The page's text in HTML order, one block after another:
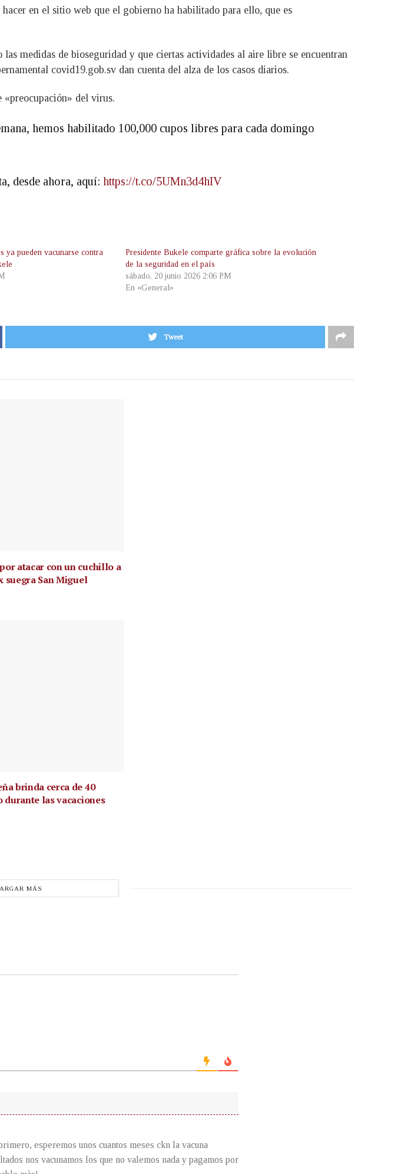
en el sitio web que el gobierno ha habilitado para ello, que es
medidas de bioseguridad y que ciertas actividades al aire libre se encuentran
covid19.gob.sv dan cuenta del alza de los casos diarios.
«preocupación» del virus.
hemos habilitado 100,000 cupos libres para cada domingo
desde ahora, aquí: https://t.co/5UMn3d4hIV
ya pueden vacunarse contra
Presidente Bukele comparte gráfica sobre la evolución
de la seguridad en el país
sábado, 20 junio 2026 2:06 PM
En «General»
Tweet
atacar con un cuchillo a
suegra San Miguel
brinda cerca de 40
durante las vacaciones
MÁS
esperemos unos cuantos meses ckn la vacuna
nos vacunamos los que no valemos nada y pagamos por